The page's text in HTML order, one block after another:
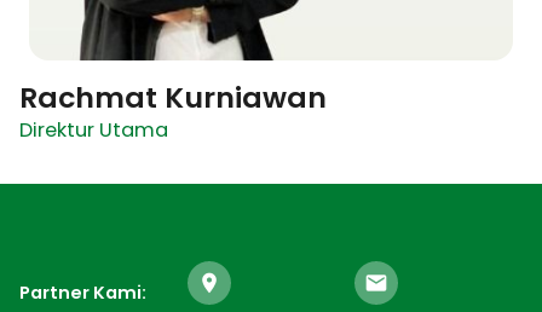
Rachmat Kurniawan
Direktur Utama
Partner Kami: